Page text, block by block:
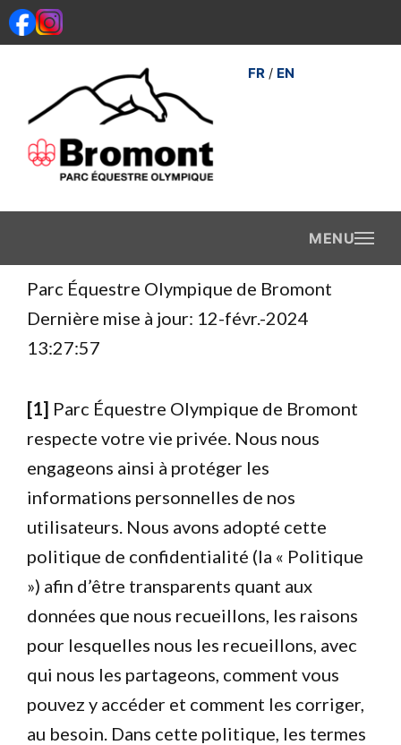
Aller
au
FR/ EN
Parc Équestre Olympique de Bromont
Dernière mise à jour: 12-févr.-2024
13:27:57
[1] Parc Équestre Olympique de Bromont
respecte votre vie privée. Nous nous
engageons ainsi à protéger les
informations personnelles de nos
utilisateurs. Nous avons adopté cette
politique de confidentialité (la « Politique
») afin d’être transparents quant aux
données que nous recueillons, les raisons
pour lesquelles nous les recueillons, avec
qui nous les partageons, comment vous
pouvez y accéder et comment les corriger,
au besoin. Dans cette politique, les termes